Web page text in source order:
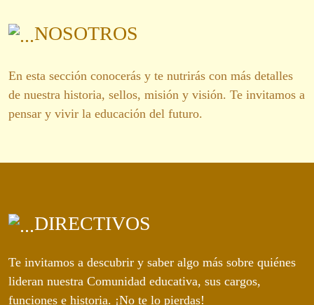
NOSOTROS
En esta sección conocerás y te nutrirás con más detalles
de nuestra historia, sellos, misión y visión. Te invitamos a
pensar y vivir la educación del futuro.
DIRECTIVOS
Te invitamos a descubrir y saber algo más sobre quiénes
lideran nuestra Comunidad educativa, sus cargos,
funciones e historia. ¡No te lo pierdas!